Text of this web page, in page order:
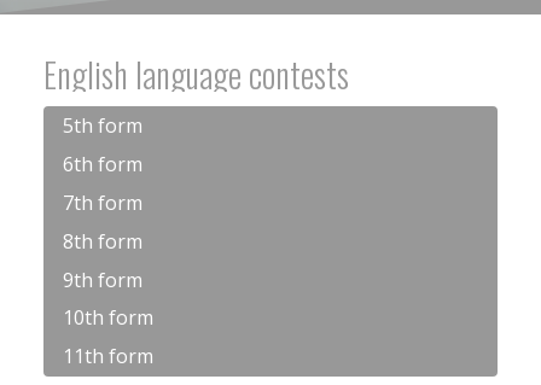
English language contests
5th form
6th form
7th form
8th form
9th form
10th form
11th form